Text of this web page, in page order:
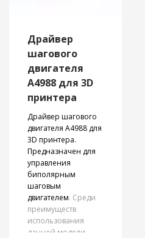
Драйвер
шагового
двигателя
А4988 для 3D
принтера
Драйвер шагового
двигателя А4988 для
3D принтера.
Предназначен для
управления
биполярным
шаговым
двигателем. Среди
преимуществ
использования
данной модели —